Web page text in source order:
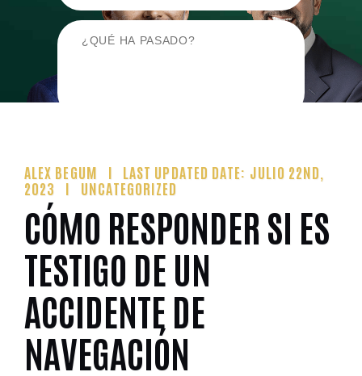
ALEX BEGUM
LAST UPDATED DATE: JULIO 22ND,
2023
UNCATEGORIZED
CÓMO RESPONDER SI ES
TESTIGO DE UN
ACCIDENTE DE
NAVEGACIÓN